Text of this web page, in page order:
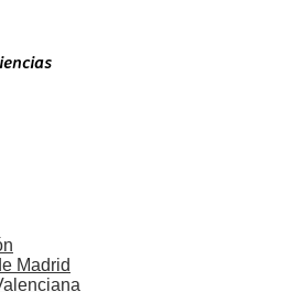
Madrid